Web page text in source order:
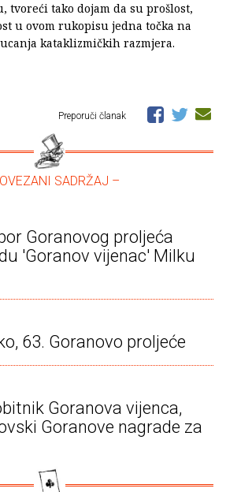
tvoreći tako dojam da su prošlost,
u ovom rukopisu jedna točka na
kataklizmičkih razmjera.
Preporuči članak
SADRŽAJ –
Goranovog proljeća
'Goranov vijenac' Milku
63. Goranovo proljeće
Goranova vijenca,
Goranove nagrade za